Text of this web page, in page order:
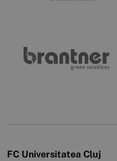
FC Universitatea Cluj